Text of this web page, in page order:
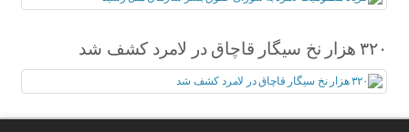
۳۲۰ هزار نخ سیگار قاچاق در لامرد کشف شد